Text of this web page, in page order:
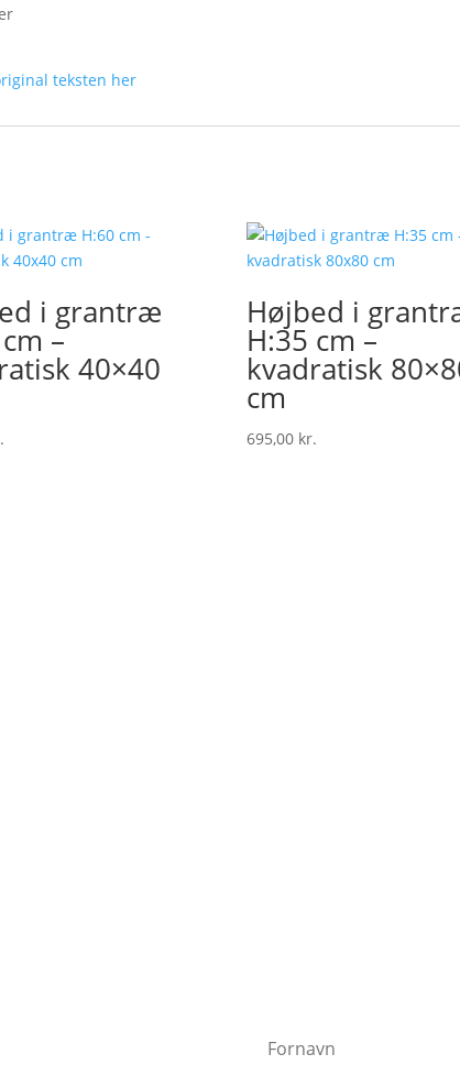
teksten her
i grantræ
–
40×40
Højbed i
H:35 cm –
kvadratisk
cm
695,00 kr.